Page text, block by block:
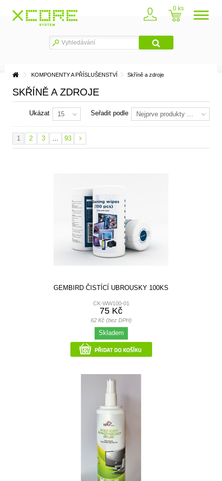
0
KOMPONENTY A PŘÍSLUŠENSTVÍ Skříně a zdroje
SKŘÍNĚ A ZDROJE
Seřadit podle Nejprve produkty skladem
Ukázat 15
1 2 3 ... 93
GEMBIRD ČISTÍCÍ UBROUSKY 100KS
CK-WW100-01
75 Kč
62 Kč (bez DPH)
Skladem